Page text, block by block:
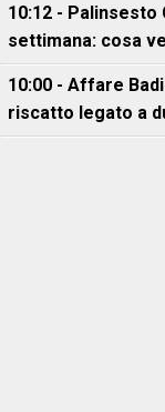
10:12 - Palinsesto
settimana: cosa
10:00 - Affare
riscatto legato a